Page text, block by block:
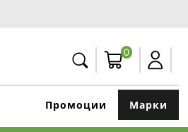
0
Марки
Промоции